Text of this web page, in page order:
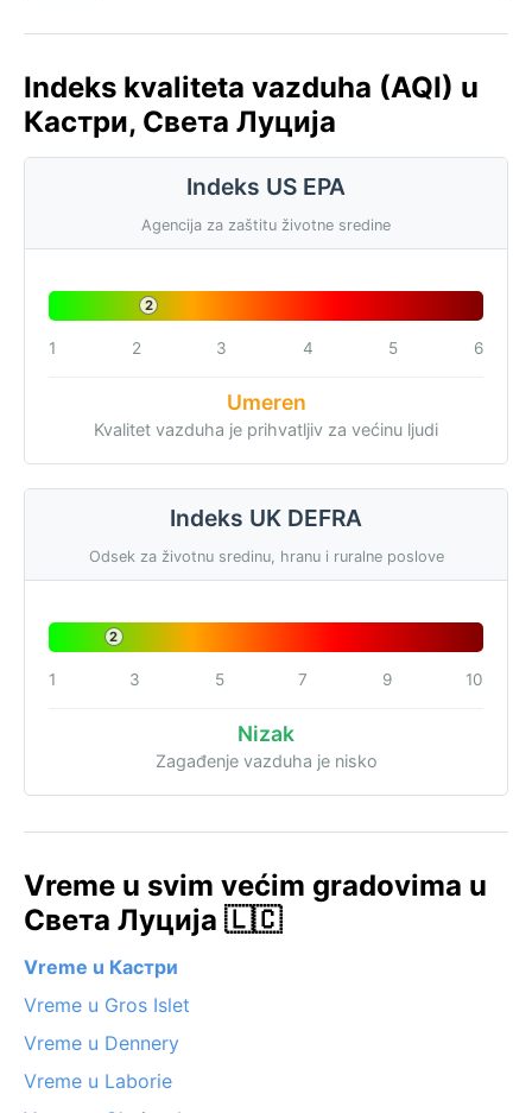
Indeks kvaliteta vazduha (AQI) u
Кастри, Света Луција
Indeks US EPA
Agencija za zaštitu životne sredine
2
1 2 3 4 5 6
Umeren
Kvalitet vazduha je prihvatljiv za većinu ljudi
Indeks UK DEFRA
Odsek za životnu sredinu, hranu i ruralne poslove
2
1 3 5 7 9 10
Nizak
Zagađenje vazduha je nisko
Vreme u svim većim gradovima u
Света Луција 🇱🇨
Vreme u Кастри
Vreme u Gros Islet
Vreme u Dennery
Vreme u Laborie